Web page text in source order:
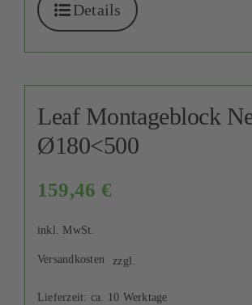
Details
Leaf Montageblock
Ø180<500
159,46 €
inkl. MwSt.
zzgl.
Versandkosten
Lieferzeit: ca. 10 Werktage